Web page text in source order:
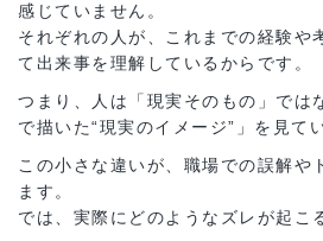
感じていません。
それぞれの人が、これまでの経験や
て出来事を理解しているからです。
つまり、人は「現実そのもの」では
で描いた“現実のイメージ”」を見て
この小さな違いが、職場での誤解や
ます。
では、実際にどのようなズレが起こ